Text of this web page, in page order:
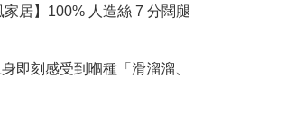
居】100% 人造絲 7 分闊腿
即刻感受到嗰種「滑溜溜、